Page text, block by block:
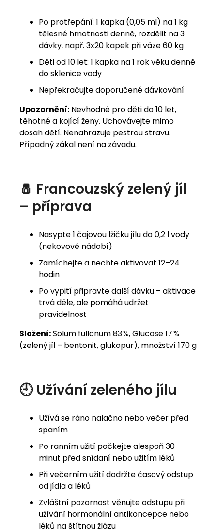
Po protřepání: 1 kapka (0,05 ml) na 1 kg
tělesné hmotnosti denně, rozdělit na 3
dávky, např. 3x20 kapek při váze 60 kg
Děti od 10 let: 1 kapka na 1 rok věku denně
do sklenice vody
Nepřekračujte doporučené dávkování
Upozornění: Nevhodné pro děti do 10 let,
těhotné a kojící ženy. Uchovávejte mimo
dosah dětí. Nenahrazuje pestrou stravu.
Případný zákal není na závadu.
🧂 Francouzský zelený jíl
– příprava
Nasypte 1 čajovou lžičku jílu do 0,2 l vody
(nekovové nádobí)
Zamíchejte a nechte aktivovat 12–24
hodin
Po vypití připravte další dávku – aktivace
trvá déle, ale pomáhá udržet
pravidelnost
Složení:Solum fullonum 83 %, Glucose 17 %
(zelený jíl – bentonit, glukopur), množství 170 g
🕘 Užívání zeleného jílu
Užívá se ráno nalačno nebo večer před
spaním
Po ranním užití počkejte alespoň 30
minut před snídaní nebo užitím léků
Při večerním užití dodržte časový odstup
od jídla a léků
Zvláštní pozornost věnujte odstupu při
užívání hormonální antikoncepce nebo
léků na štítnou žlázu